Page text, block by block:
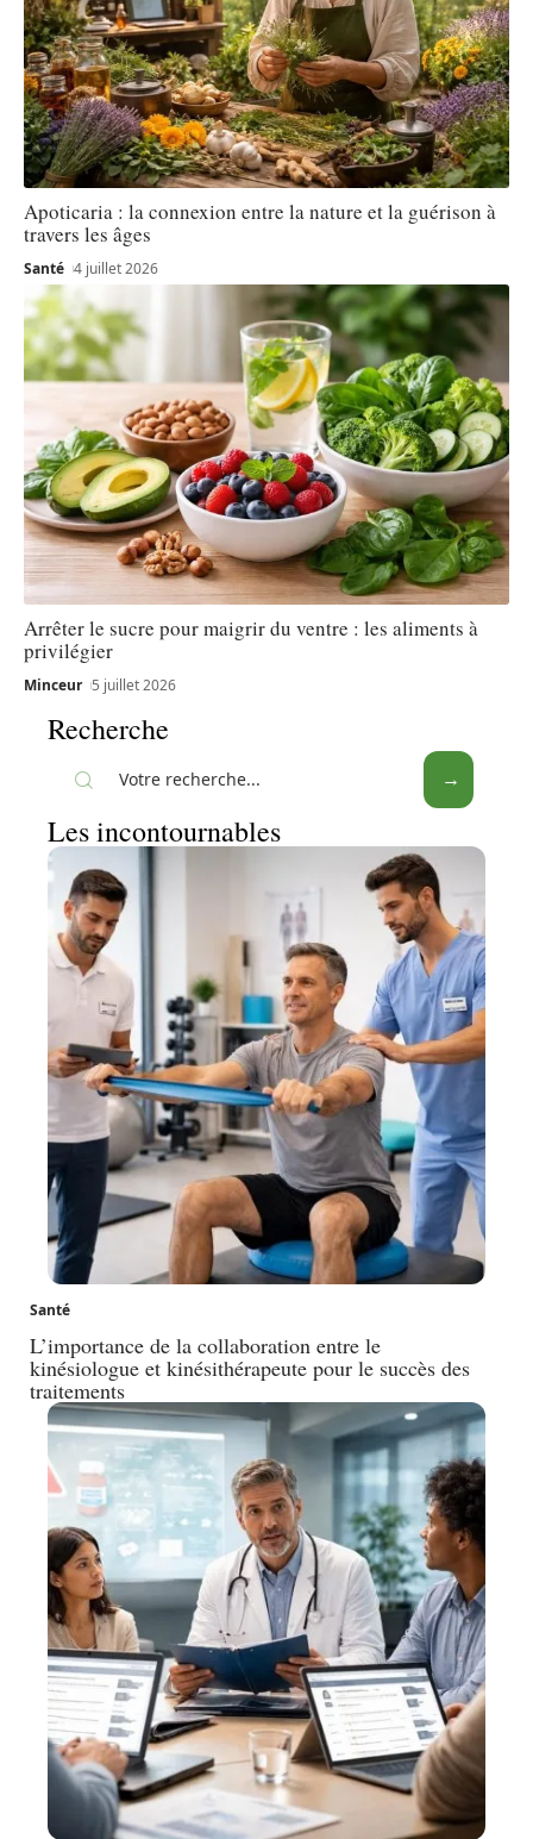
Apoticaria : la connexion entre la nature et la guérison à
travers les âges
Santé 4 juillet 2026
Arrêter le sucre pour maigrir du ventre : les aliments à
privilégier
Minceur 5 juillet 2026
Recherche
Les incontournables
Santé
L’importance de la collaboration entre le
kinésiologue et kinésithérapeute pour le succès des
traitements